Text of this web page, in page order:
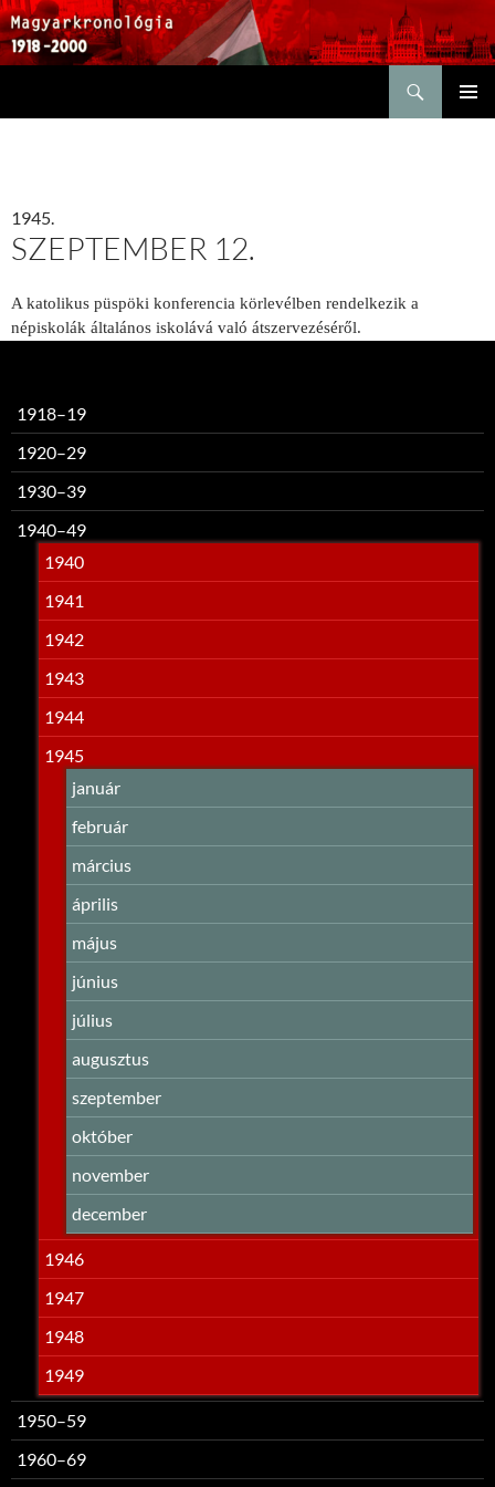
1945.
SZEPTEMBER 12.
A katolikus püspöki konferencia körlevélben rendelkezik a
népiskolák általános iskolává való átszervezéséről.
1918–19
1920–29
1930–39
1940–49
1940
1941
1942
1943
1944
1945
január
február
március
április
május
június
július
augusztus
szeptember
október
november
december
1946
1947
1948
1949
1950–59
1960–69